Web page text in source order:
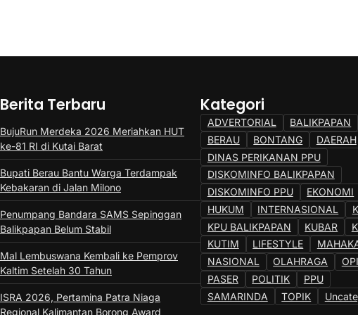
Berita Terbaru
BujuRun Merdeka 2026 Meriahkan HUT
ke-81 RI di Kutai Barat
Bupati Berau Bantu Warga Terdampak
Kebakaran di Jalan Milono
Penumpang Bandara SAMS Sepinggan
Balikpapan Belum Stabil
Mal Lembuswana Kembali ke Pemprov
Kaltim Setelah 30 Tahun
ISRA 2026, Pertamina Patra Niaga
Regional Kalimantan Borong Award
Kategori
ADVERTORIAL
BALIKPAPAN
BERAU
BONTANG
DAERAH
DINAS PERIKANAN PPU
DISKOMINFO BALIKPAPAN
DISKOMINFO PPU
EKONOMI
HUKUM
INTERNASIONAL
KPU BALIKPAPAN
KUBAR
KUTIM
LIFESTYLE
NASIONAL
OLAHRAGA
PASER
POLITIK
PPU
SAMARINDA
TOPIK